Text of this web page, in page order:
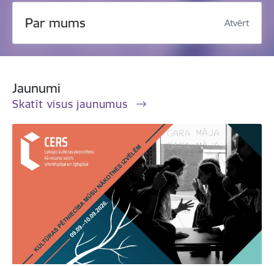
Par mums Atvērt
Jaunumi
Skatīt visus jaunumus